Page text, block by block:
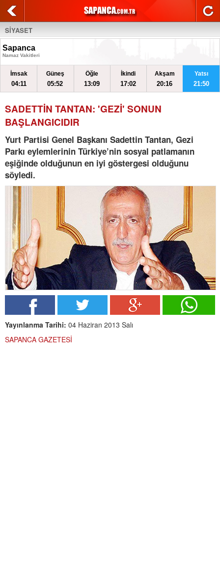
SİYASET
Sapanca
Namaz Vakitleri
İmsak
04:11
Güneş
05:52
Öğle
13:09
İkindi
17:02
Akşam
20:16
Yatsı
21:50
SADETTİN TANTAN: 'GEZİ' SONUN
BAŞLANGICIDIR
Yurt Partisi Genel Başkanı Sadettin Tantan, Gezi
Parkı eylemlerinin Türkiye’nin sosyal patlamanın
eşiğinde olduğunun en iyi göstergesi olduğunu
söyledi.
Yayınlanma Tarihi: 04 Haziran 2013 Salı
SAPANCA GAZETESİ